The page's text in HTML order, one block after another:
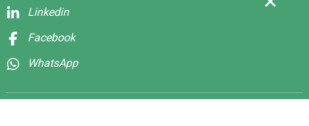
Linkedin
Facebook
WhatsApp